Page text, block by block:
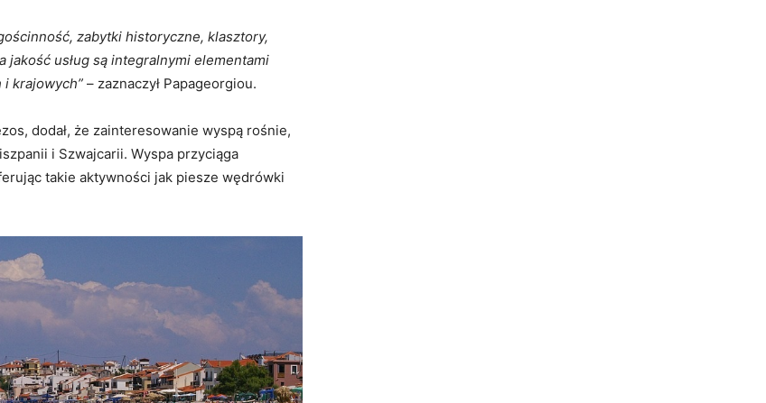
zabytki historyczne, klasztory,
jakość usług są integralnymi elementami
krajowych” – zaznaczył Papageorgiou.
dodał, że zainteresowanie wyspą rośnie,
i Szwajcarii. Wyspa przyciąga
takie aktywności jak piesze wędrówki